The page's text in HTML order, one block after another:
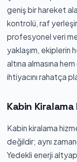
geniş bir hareket
kontrolü, raf
profesyonel veri
yaklaşım, ekiplerin
altına almasına
ihtiyacını rahatça
Kabin
Kabin kiralama
değildir; aynı
Yedekli enerji